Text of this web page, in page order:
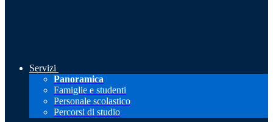
Servizi
Panoramica
Famiglie e studenti
Personale scolastico
Percorsi di studio